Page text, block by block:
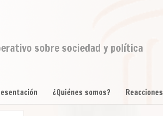
sobre sociedad y política
¿Quiénes somos? Reacciones